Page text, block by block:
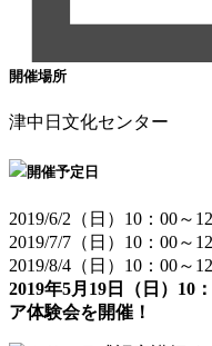
開催場所
津中日文化センター
開催予定日
2019/6/2（日）10：00～
2019/7/7（日）10：00～
2019/8/4（日）10：00～
2019年5月19日（日）10
ア体験会を開催！